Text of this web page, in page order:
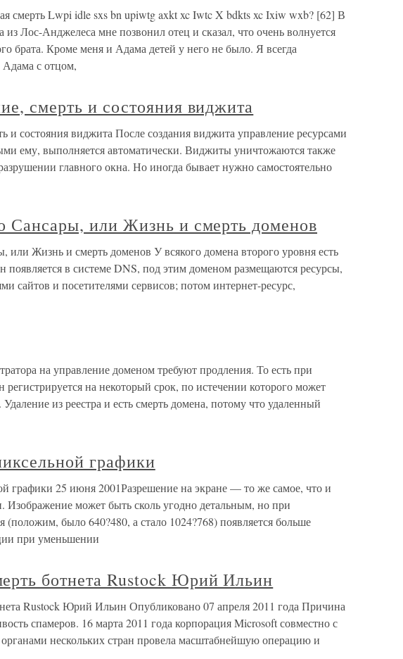
смерть Lwpi idle sxs bn upiwtg axkt xc Iwtc X bdkts xc Ixiw wxb? [62] В
из Лос-Анджелеса мне позвонил отец и сказал, что очень волнуется
брата. Кроме меня и Адама детей у него не было. Я всегда
с отцом,
смерть и состояния виджита
и состояния виджита После создания виджита управление ресурсами
ему, выполняется автоматически. Виджиты уничтожаются также
главного окна. Но иногда бывает нужно самостоятельно
Сансары, или Жизнь и смерть доменов
или Жизнь и смерть доменов У всякого домена второго уровня есть
в системе DNS, под этим доменом размещаются ресурсы,
сайтов и посетителями сервисов; потом интернет-ресурс,
на управление доменом требуют продления. То есть при
на некоторый срок, по истечении которого может
Удаление из реестра и есть смерть домена, потому что удаленный
графики
графики 25 июня 2001Разрешение на экране — то же самое, что и
Изображение может быть сколь угодно детальным, но при
(положим, было 640?480, а стало 1024?768) появляется больше
при уменьшении
ботнета Rustock Юрий Ильин
Rustock Юрий Ильин Опубликовано 07 апреля 2011 года Причина
спамеров. 16 марта 2011 года корпорация Microsoft совместно с
нескольких стран провела масштабнейшую операцию и